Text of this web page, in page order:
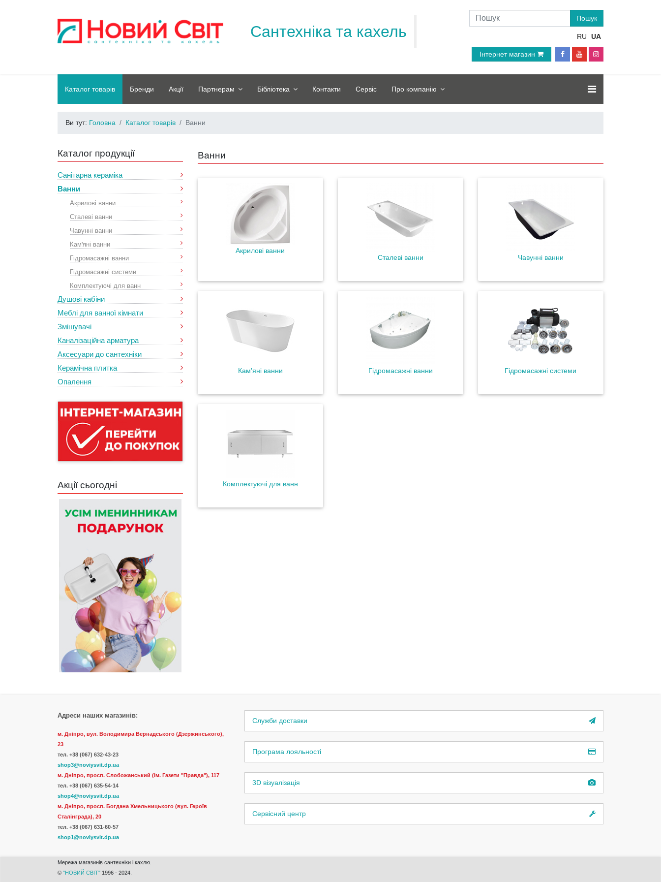
Сантехніка та кахель RU UA
Інтернет магазин
Каталог товарів Бренди Акції Партнерам Бібліотека Контакти Сервіс Про компанію
Ви тут: Головна Каталог товарів Ванни
Каталог продукції
Санітарна кераміка
Ванни
Акрилові ванни
Сталеві ванни
Чавунні ванни
Кам'яні ванни
Гідромасажні ванни
Гідромасажні системи
Комплектуючі для ванн
Душові кабіни
Меблі для ванної кімнати
Змішувачі
Каналізаційна арматура
Аксесуари до сантехніки
Керамічна плитка
Опалення
Акції сьогодні
Ванни
Акрилові ванни
Сталеві ванни
Чавунні ванни
Кам'яні ванни Гідромасажні ванни Гідромасажні системи
Комплектуючі для ванн
Адреси наших магазинів:
м. Дніпро, вул. Володимира Вернадського (Дзержинського),
23
тел. +38 (067) 632-43-23
shop3@noviysvit.dp.ua
м. Дніпро, просп. Слобожанський (ім. Газети "Правда"), 117
тел. +38 (067) 635-54-14
shop4@noviysvit.dp.ua
м. Дніпро, просп. Богдана Хмельницького (вул. Героїв
Сталінграда), 20
тел. +38 (067) 631-60-57
shop1@noviysvit.dp.ua
Служби доставки
Програма лояльності
3D візуалізація
Сервісний центр
Мережа магазинів сантехніки і кахлю.
© "НОВИЙ СВІТ" 1996 - 2024.